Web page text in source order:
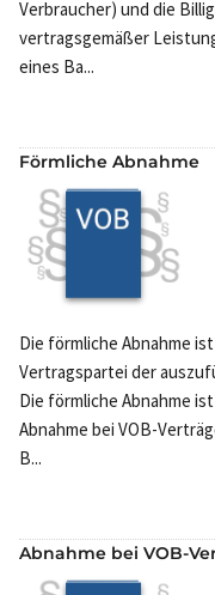
Verbraucher) und die
vertragsgemäßer
eines Ba...
Förmliche Abnahme
Die förmliche Abnahme
Vertragspartei der
Die förmliche Abnahme
Abnahme bei VOB-
B...
Abnahme bei VOB-